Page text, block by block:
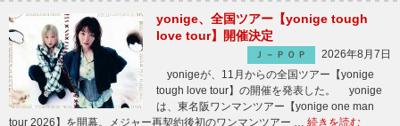
yonige、全国ツアー【yonige tough
love tour】開催決定
Ｊ－ＰＯＰ
2026年8月7日
yonigeが、11月からの全国ツアー【yonige
tough love tour】の開催を発表した。 yonige
は、東名阪ワンマンツアー【yonige one man
tour 2026】を開幕。メジャー再契約後初のワンマンツアー … 続きを読む